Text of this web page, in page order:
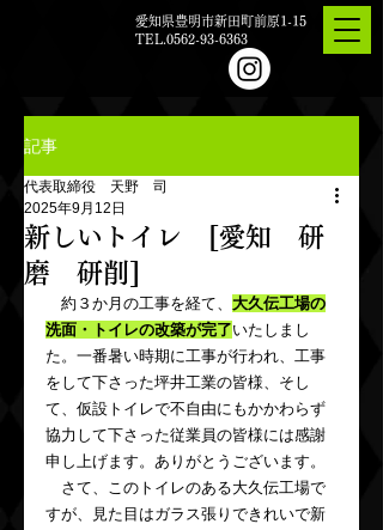
愛知県豊明市新田町前原1-15
TEL.0562-93-6363
記事
新しいトイレ [愛知 研
磨 研削]
代表取締役 天野 司
2025年9月12日
約３か月の工事を経て、 大久伝工場の
洗面・トイレの改築が完了いたしまし
た。一番暑い時期に工事が行われ、工事
をして下さった坪井工業の皆様、そし
て、仮設トイレで不自由にもかかわらず
協力して下さった従業員の皆様には感謝
申し上げます。ありがとうございます。
さて、このトイレのある大久伝工場で
すが、見た目はガラス張りできれいで新